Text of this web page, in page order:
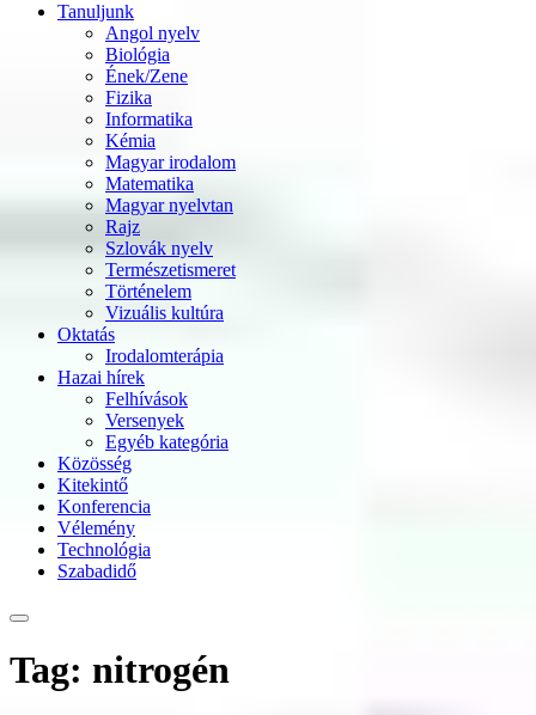
Tanuljunk
Angol nyelv
Biológia
Ének/Zene
Fizika
Informatika
Kémia
Magyar irodalom
Matematika
Magyar nyelvtan
Rajz
Szlovák nyelv
Természetismeret
Történelem
Vizuális kultúra
Oktatás
Irodalomterápia
Hazai hírek
Felhívások
Versenyek
Egyéb kategória
Közösség
Kitekintő
Konferencia
Vélemény
Technológia
Szabadidő
Tag: nitrogén